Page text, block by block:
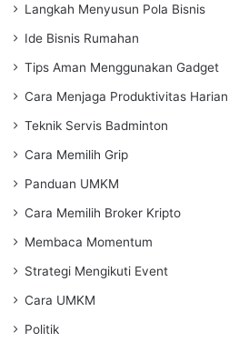
Langkah Menyusun Pola Bisnis
Ide Bisnis Rumahan
Tips Aman Menggunakan Gadget
Cara Menjaga Produktivitas Harian
Teknik Servis Badminton
Cara Memilih Grip
Panduan UMKM
Cara Memilih Broker Kripto
Membaca Momentum
Strategi Mengikuti Event
Cara UMKM
Politik